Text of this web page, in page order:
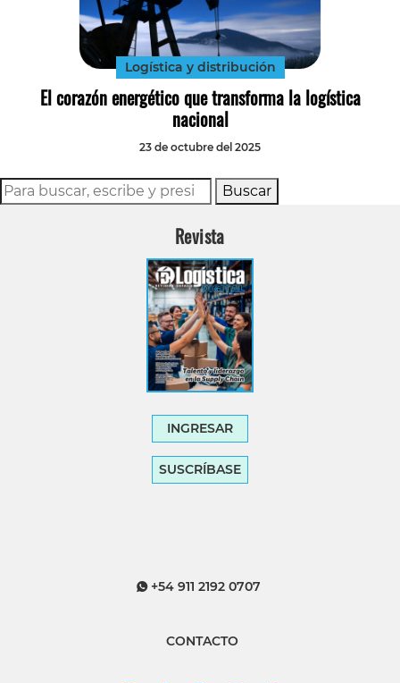
Logística y distribución
El corazón energético que transforma la logística
nacional
23 de octubre del 2025
Buscar
Revista
INGRESAR
SUSCRÍBASE
+54 911 2192 0707
CONTACTO